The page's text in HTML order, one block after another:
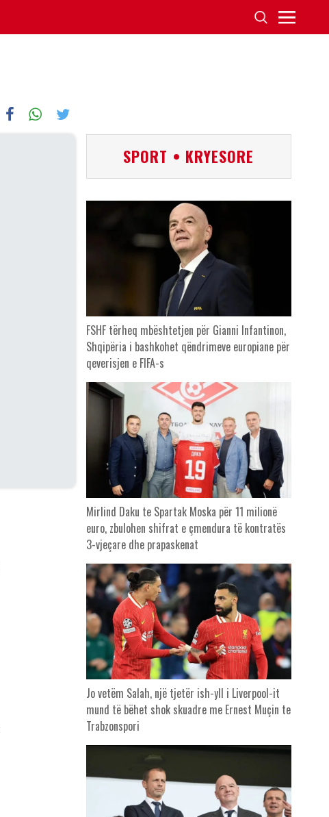
SPORT • KRYESORE
FSHF tërheq mbështetjen për Gianni Infantinon,
Shqipëria i bashkohet qëndrimeve europiane për
qeverisjen e FIFA-s
Mirlind Daku te Spartak Moska për 11 milionë
euro, zbulohen shifrat e çmendura të kontratës
3-vjeçare dhe prapaskenat
Jo vetëm Salah, një tjetër ish-yll i Liverpool-it
mund të bëhet shok skuadre me Ernest Muçin te
Trabzonspori